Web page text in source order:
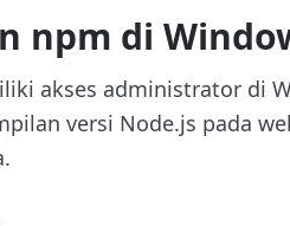
npm di
akses administrator di
versi Node.js pada